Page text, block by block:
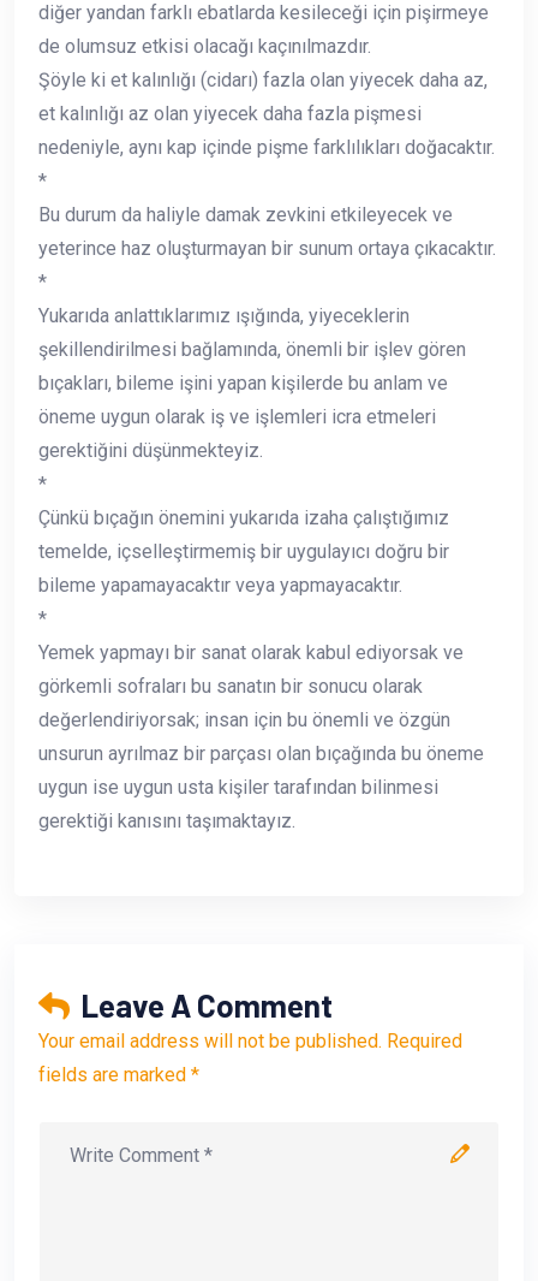
diğer yandan farklı ebatlarda kesileceği için pişirmeye
de olumsuz etkisi olacağı kaçınılmazdır.
Şöyle ki et kalınlığı (cidarı) fazla olan yiyecek daha az,
et kalınlığı az olan yiyecek daha fazla pişmesi
nedeniyle, aynı kap içinde pişme farklılıkları doğacaktır.
*
Bu durum da haliyle damak zevkini etkileyecek ve
yeterince haz oluşturmayan bir sunum ortaya çıkacaktır.
*
Yukarıda anlattıklarımız ışığında, yiyeceklerin
şekillendirilmesi bağlamında, önemli bir işlev gören
bıçakları, bileme işini yapan kişilerde bu anlam ve
öneme uygun olarak iş ve işlemleri icra etmeleri
gerektiğini düşünmekteyiz.
*
Çünkü bıçağın önemini yukarıda izaha çalıştığımız
temelde, içselleştirmemiş bir uygulayıcı doğru bir
bileme yapamayacaktır veya yapmayacaktır.
*
Yemek yapmayı bir sanat olarak kabul ediyorsak ve
görkemli sofraları bu sanatın bir sonucu olarak
değerlendiriyorsak; insan için bu önemli ve özgün
unsurun ayrılmaz bir parçası olan bıçağında bu öneme
uygun ise uygun usta kişiler tarafından bilinmesi
gerektiği kanısını taşımaktayız.
Leave A Comment
Your email address will not be published. Required
fields are marked *